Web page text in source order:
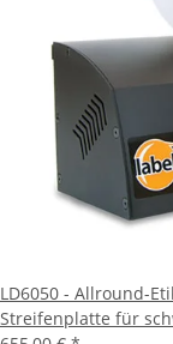
LD6050 - Allround-
Streifenplatte für